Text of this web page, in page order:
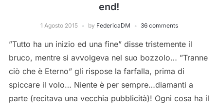
end!
1 Agosto 2015 by FedericaDM 36 comments
”Tutto ha un inizio ed una fine” disse tristemente il
bruco, mentre si avvolgeva nel suo bozzolo… ”Tranne
ciò che è Eterno” gli rispose la farfalla, prima di
spiccare il volo… Niente è per sempre…diamanti a
parte (recitava una vecchia pubblicità)! Ogni cosa ha il